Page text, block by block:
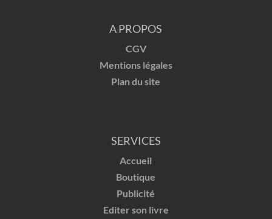
A PROPOS
CGV
Mentions légales
Plan du site
SERVICES
Accueil
Boutique
Publicité
Editer son livre